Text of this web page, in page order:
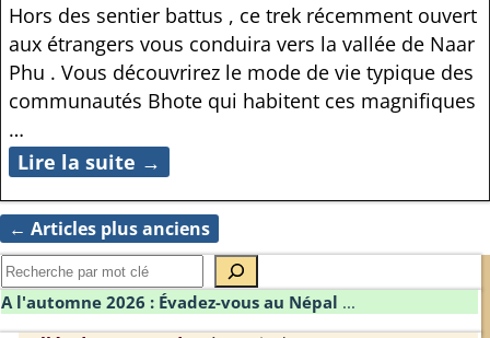
Hors des sentier battus , ce trek récemment ouvert
aux étrangers vous conduira vers la vallée de Naar
Phu . Vous découvrirez le mode de vie typique des
communautés Bhote qui habitent ces magnifiques
…
Lire la suite →
Navigation des articles
← Articles plus anciens
A l'automne 2026 : Évadez-vous au Népal ...